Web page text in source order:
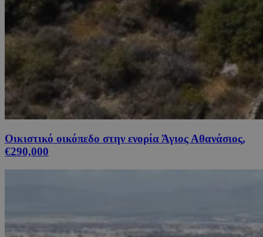
Οικιστικό οικόπεδο στην ενορία Άγιος Αθανάσιος,
€290,000